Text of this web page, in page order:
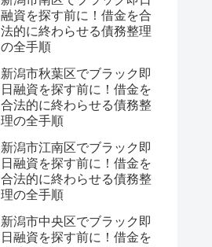
融資を探す前に！借金を合
法的に終わらせる債務整理
の全手順
新潟市秋葉区でブラック即
日融資を探す前に！借金を
合法的に終わらせる債務整
理の全手順
新潟市江南区でブラック即
日融資を探す前に！借金を
合法的に終わらせる債務整
理の全手順
新潟市中央区でブラック即
日融資を探す前に！借金を